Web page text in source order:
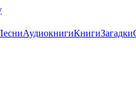
АудиокнигиКнигиЗагадки